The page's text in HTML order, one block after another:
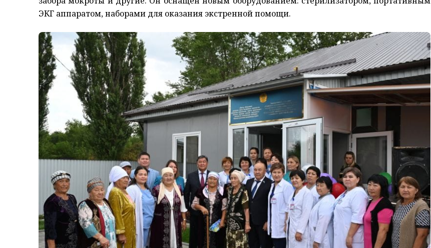
ЭКГ аппаратом, наборами для оказания экстренной помощи.